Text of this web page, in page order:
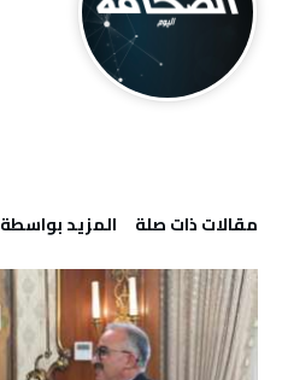
‫مقالات ذات صلة‬ ‫‫المزيد بواسطة‬ ‬ ‭ ‬الصحافة‭ ‬اليوم